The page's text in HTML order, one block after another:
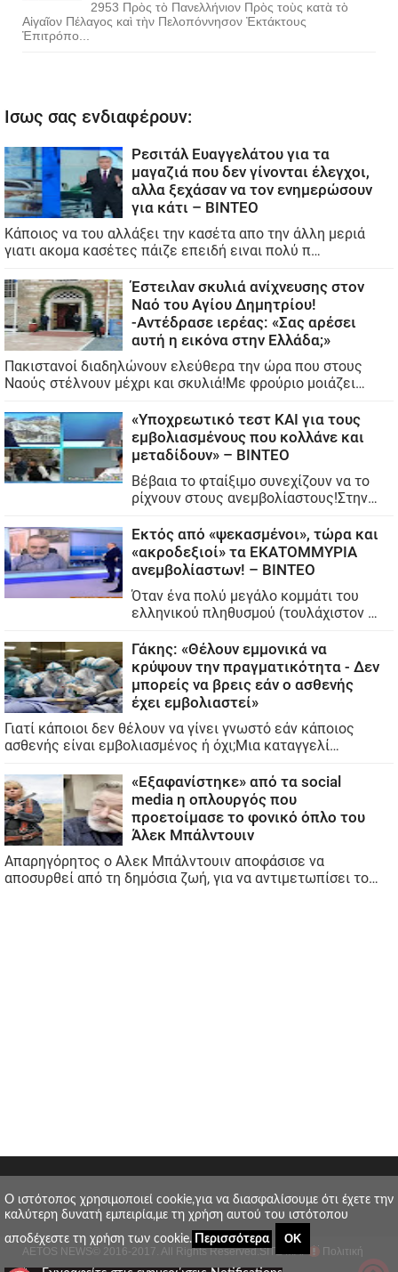
2953 Πρὸς τὸ Πανελλήνιον Πρὸς τοὺς κατὰ τὸ
Αἰγαῖον Πέλαγος καὶ τὴν Πελοπόννησον Ἐκτάκτους
Ἐπιτρόπο...
AETOS NEWS © 2016-2017. All Rights Reserved.SITE MAP Πολιτική
O ιστότοπος χρησιμοποιεί cookie,για να διασφαλίσουμε ότι έχετε την
καλύτερη δυνατή εμπειρία,με τη χρήση αυτού του ιστότοπου
αποδέχεστε τη χρήση των cookie.
Περισσότερα ΟΚ